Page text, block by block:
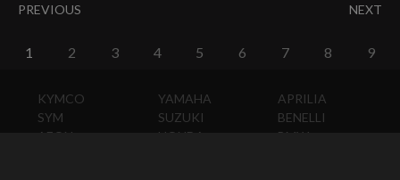
PREVIOUS NEXT
1 2 3 4 5 6 7 8 9
KYMCO
SYM
AEON
YAMAHA
SUZUKI
HONDA
APRILIA
BENELLI
BMW